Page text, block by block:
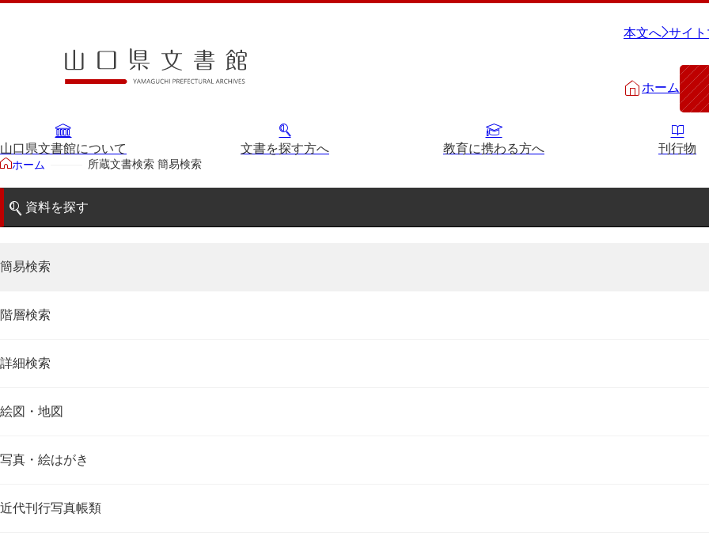
本文へ サイ
ホーム
山口県文書館について 文書を探す方へ 教育に携わる方へ 刊行物
ホーム 所蔵文書検索 簡易検索
資料を探す
簡易検索
階層検索
詳細検索
絵図・地図
写真・絵はがき
近代刊行写真帳類